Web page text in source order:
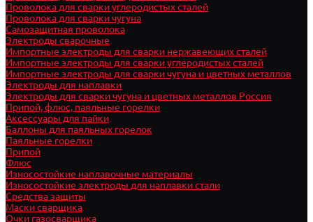
Проволока для сварки углеродистых сталей
Проволока для сварки чугуна
Самозащитная проволока
Электроды сварочные
Импортные электроды для сварки нержавеющих сталей
Импортные электроды для сварки углеродистых сталей
Импортные электроды для сварки чугуна и цветных металлов
Электроды для наплавки
Электроды для сварки чугуна и цветных металлов Россия
Припой, флюс, паяльные горелки
Аксессуары для пайки
Баллоны для паяльных горелок
Паяльные горелки
Припой
Флюс
Износостойкие наплавочные материалы
Износостойкие электроды для наплавки стали
Средства защиты
Маски сварщика
Очки газосварщика